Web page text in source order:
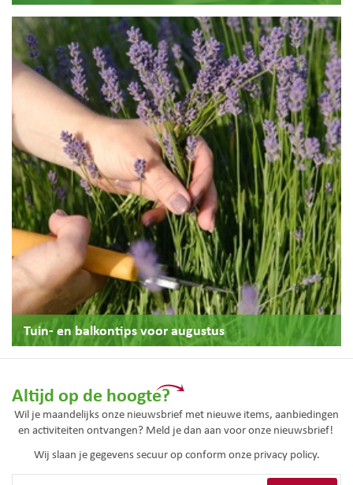
Tuin- en balkontips voor augustus
Altijd op de hoogte?
Wil je maandelijks onze nieuwsbrief met nieuwe items, aanbiedingen
en activiteiten ontvangen? Meld je dan aan voor onze nieuwsbrief!
Wij slaan je gegevens secuur op conform onze privacy policy.